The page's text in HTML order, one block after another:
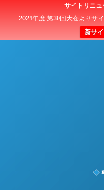
サイトリニュ
2024年度 第39回大会よりサ
新サ
日本クラブユースサ